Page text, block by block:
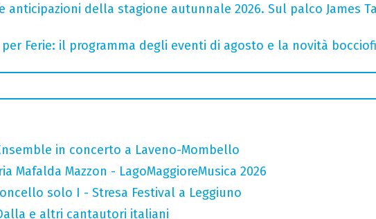
anticipazioni della stagione autunnale 2026. Sul palco James
per Ferie: il programma degli eventi di agosto e la novità
in concerto a Laveno-Mombello
Mafalda Mazzon - LagoMaggioreMusica 2026
solo I - Stresa Festival a Leggiuno
e altri cantautori italiani